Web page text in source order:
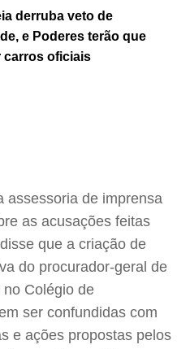
derruba veto de
e Poderes terão que
carros oficiais
assessoria de imprensa
as acusações feitas
que a criação de
do procurador-geral de
Colégio de
ser confundidas com
e ações propostas pelos